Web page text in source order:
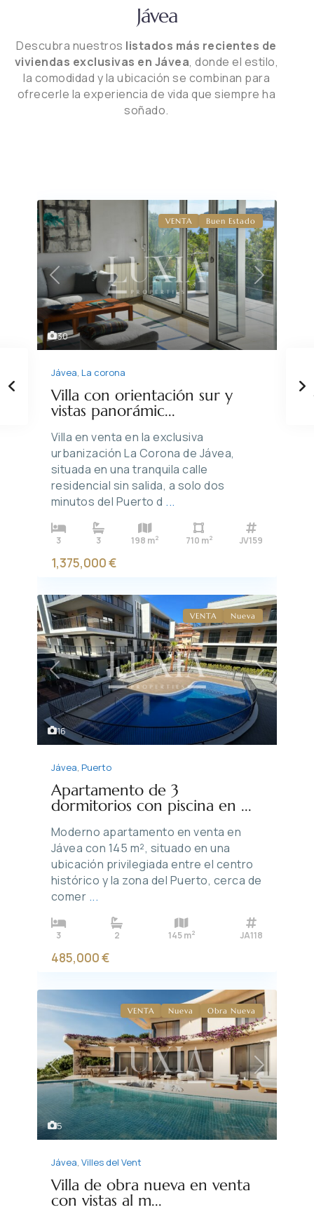
Jávea
Descubra nuestros listados más recientes de
viviendas exclusivas en Jávea, donde el estilo,
la comodidad y la ubicación se combinan para
ofrecerle la experiencia de vida que siempre ha
soñado.
30
Previous Next
VENTA Buen Estado
Jávea, La corona
Villa con orientación sur y
vistas panorámic...
Villa en venta en la exclusiva
urbanización La Corona de Jávea,
situada en una tranquila calle
residencial sin salida, a solo dos
minutos del Puerto d ...
3 3 198 m2 710 m2 JV159
1,375,000 €
16
Previous Next
VENTA Nueva
Jávea, Puerto
Apartamento de 3
dormitorios con piscina en ...
Moderno apartamento en venta en
Jávea con 145 m², situado en una
ubicación privilegiada entre el centro
histórico y la zona del Puerto, cerca de
comer ...
3 2 145 m2 JA118
485,000 €
5
Previous Next
VENTA Nueva Obra Nueva
Jávea, Villes del Vent
Villa de obra nueva en venta
con vistas al m...